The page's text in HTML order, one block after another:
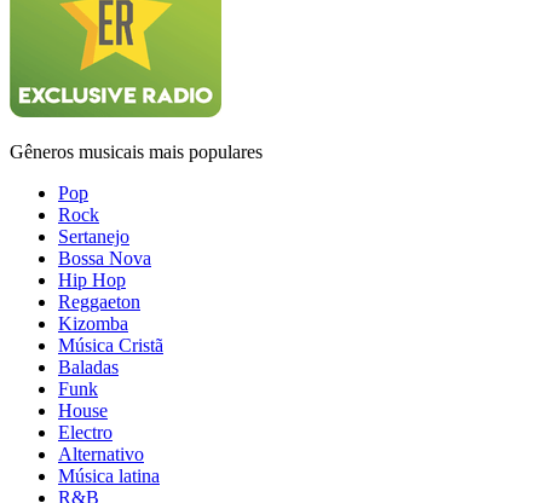
Gêneros musicais mais populares
Pop
Rock
Sertanejo
Bossa Nova
Hip Hop
Reggaeton
Kizomba
Música Cristã
Baladas
Funk
House
Electro
Alternativo
Música latina
R&B